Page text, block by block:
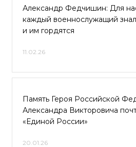
Александр Федчишин: Для
каждый военнослужащий
и им гордятся
11.02.26
Память Героя Российской
Александра Викторовича
«Единой России»
20.01.26